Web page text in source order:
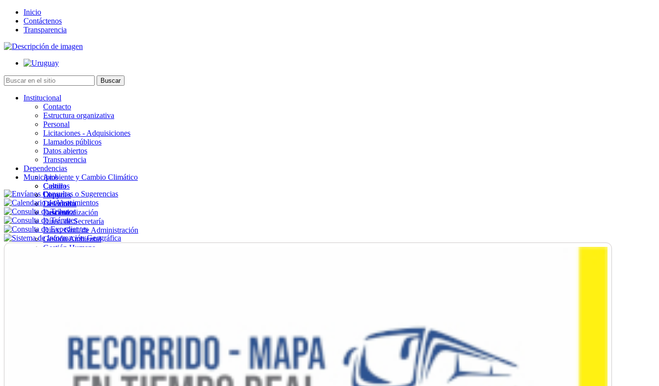
Inicio
Contáctenos
Transparencia
Institucional
Contacto
Estructura organizativa
Personal
Licitaciones - Adquisiciones
Llamados públicos
Datos abiertos
Transparencia
Dependencias
Ambiente y Cambio Climático
Cultura
Deportes
Desarrollo
Descentralización
Direc. de Secretaría
Direc. Gral. de Administración
Gestión Ambiental
Gestión Humana
Municipios
Castillos
Chuy
La Paloma
Lascano